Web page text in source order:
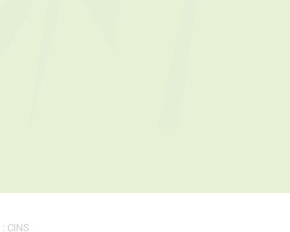
: CINS